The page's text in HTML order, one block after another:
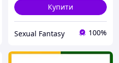
Купити
Sexual Fantasy 100%